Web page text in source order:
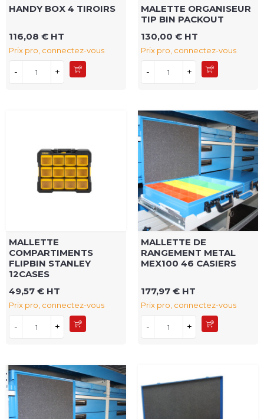
HANDY BOX 4 TIROIRS
116,08 € HT
Prix pro, connectez-vous
- +
MALETTE ORGANISEUR
TIP BIN PACKOUT
130,00 € HT
Prix pro, connectez-vous
- +
MALLETTE
COMPARTIMENTS
FLIPBIN STANLEY
12CASES
49,57 € HT
Prix pro, connectez-vous
- +
MALLETTE DE
RANGEMENT METAL
MEX100 46 CASIERS
177,97 € HT
Prix pro, connectez-vous
- +